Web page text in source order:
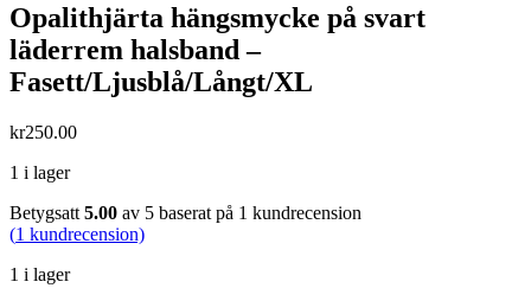
Opalithjärta hängsmycke på svart
läderrem halsband –
Fasett/Ljusblå/Långt/XL
kr250.00
1 i lager
Betygsatt 5.00 av 5 baserat på 1 kundrecension
(1 kundrecension)
1 i lager